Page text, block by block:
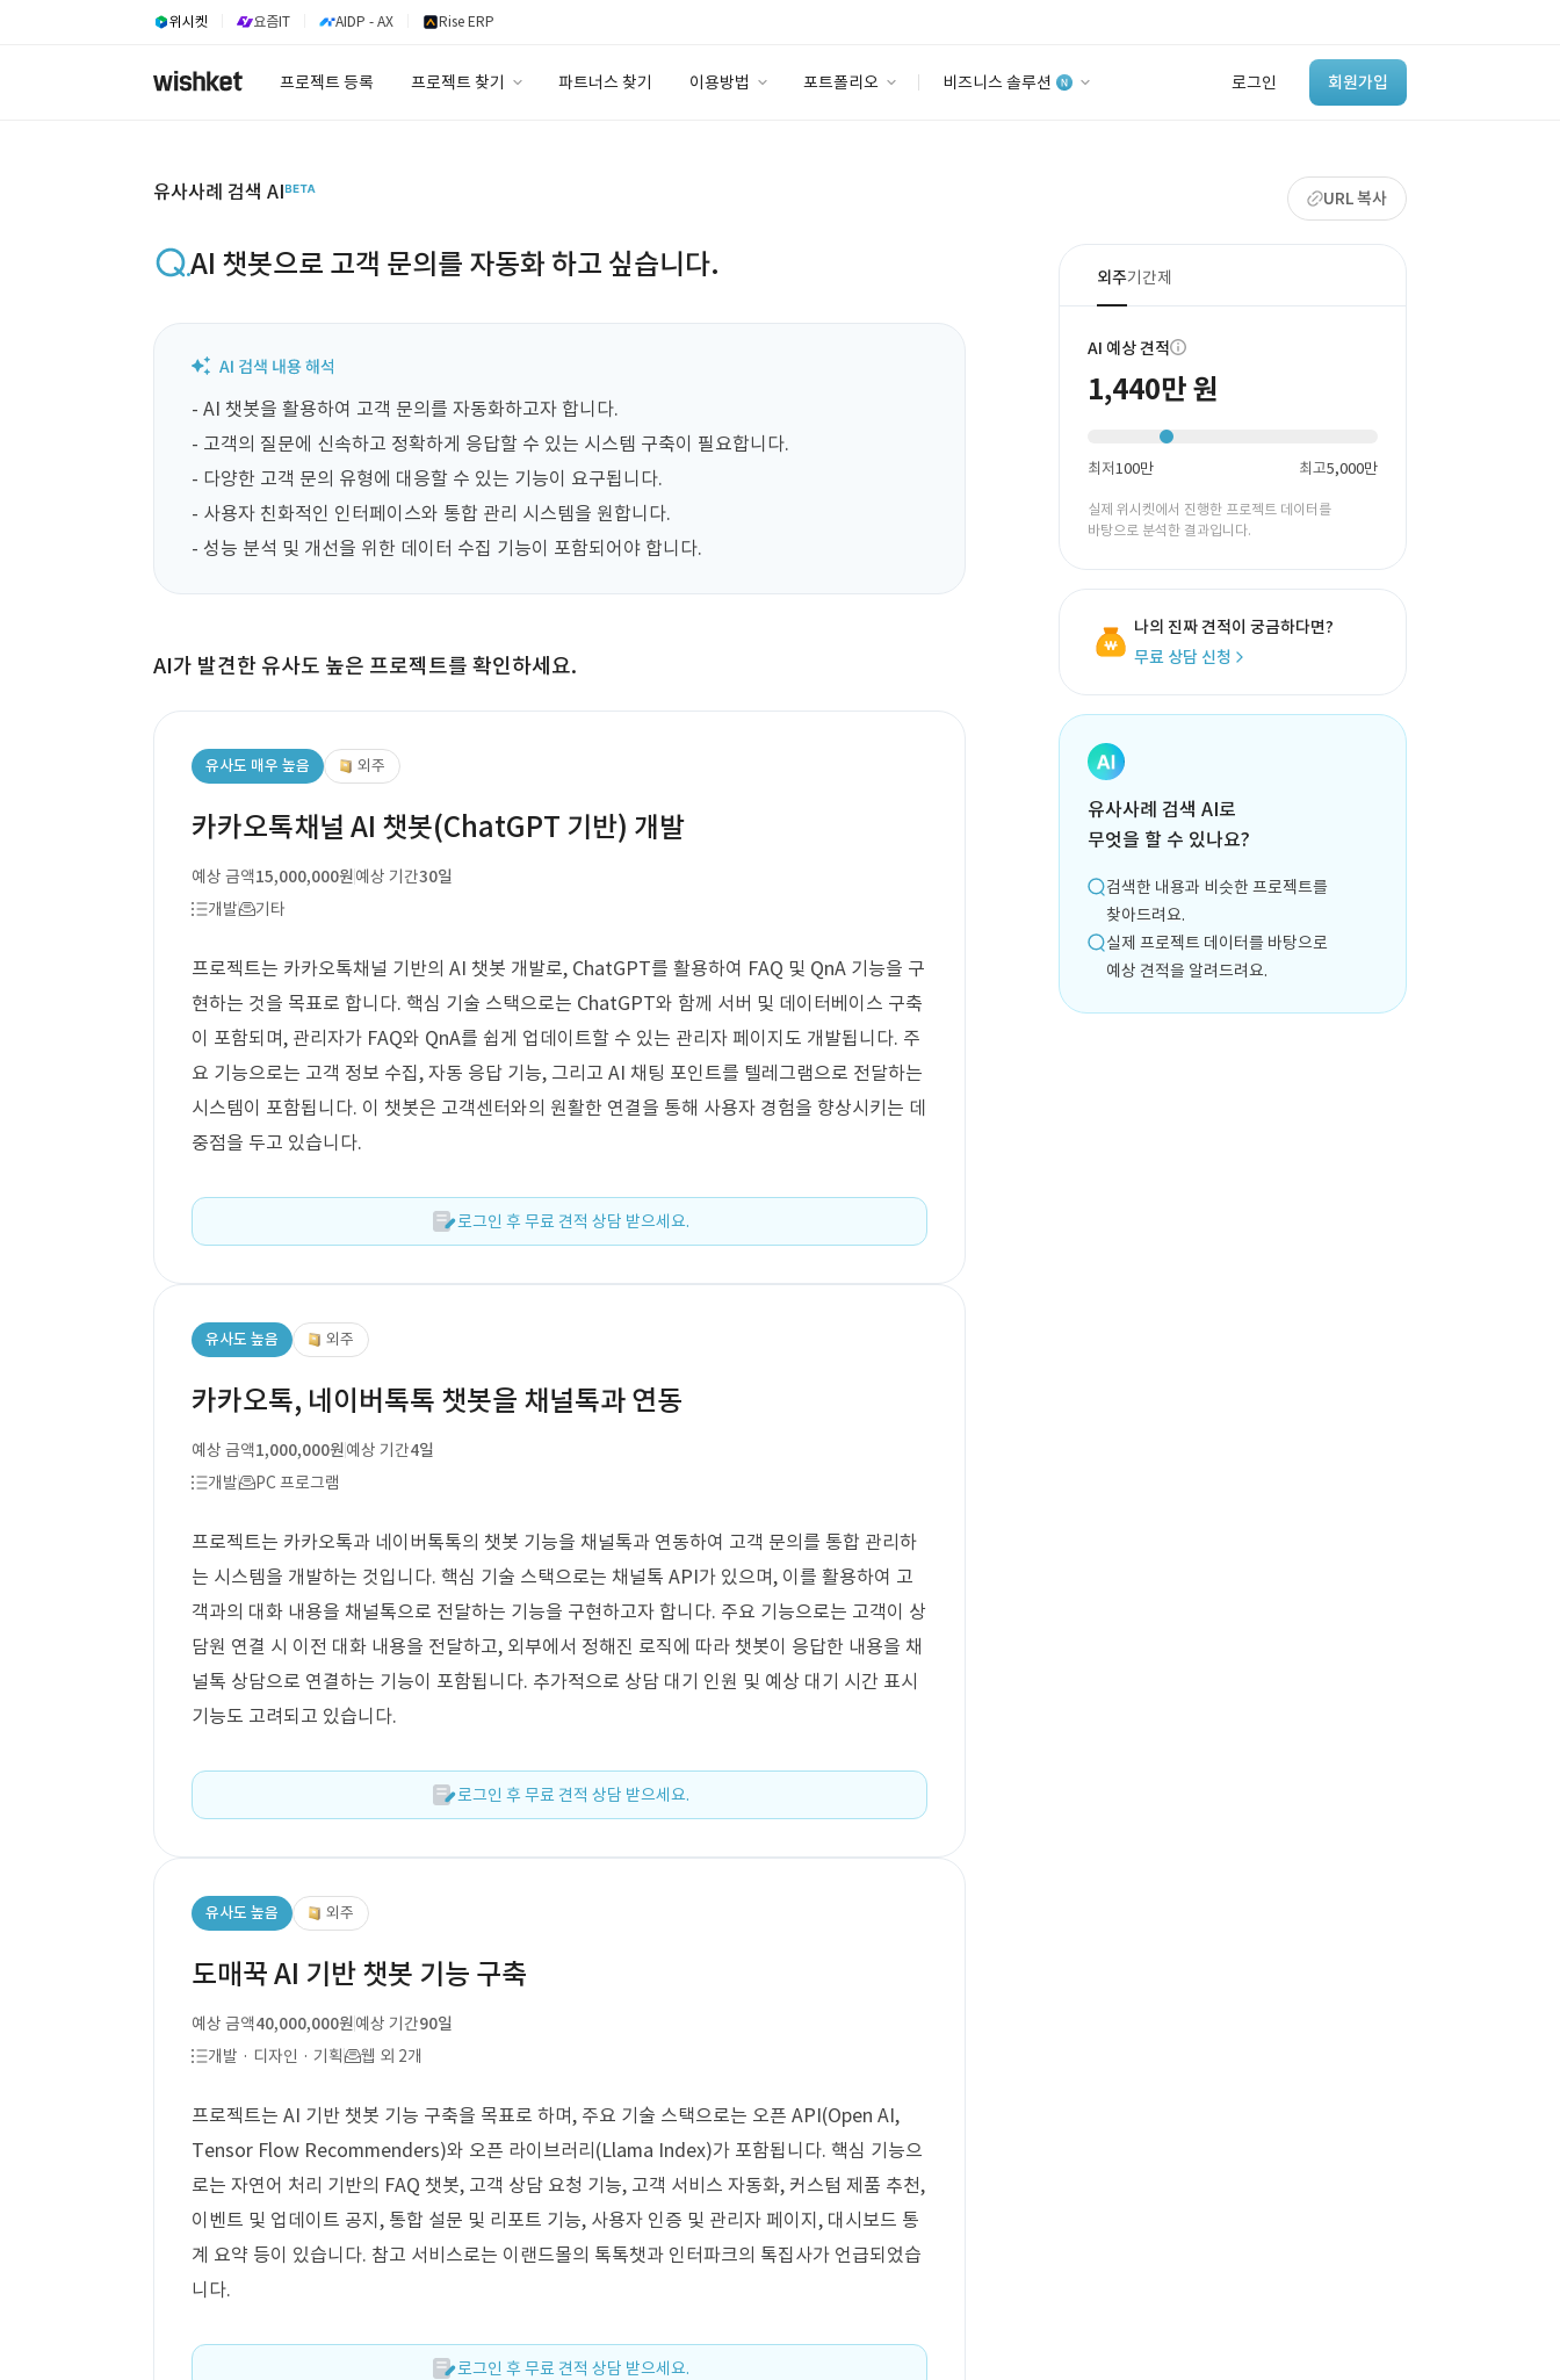
위시켓 요즘IT AIDP - AX Rise ERP
프로젝트 등록 프로젝트 찾기 파트너스 찾기 이용방법 포트폴리오 비즈니스 솔루션 로그인 회원가입
‘이런 거’ 만들어본
개발 회사 있어?
바로가기
유사사례 검색 AI URL 복사
AI 챗봇으로 고객 문의를 자동화 하고 싶습니다.
- AI 챗봇을 활용하여 고객 문의를 자동화하고자 합니다.
- 고객의 질문에 신속하고 정확하게 응답할 수 있는 시스템 구축이 필요합니다.
- 다양한 고객 문의 유형에 대응할 수 있는 기능이 요구됩니다.
- 사용자 친화적인 인터페이스와 통합 관리 시스템을 원합니다.
- 성능 분석 및 개선을 위한 데이터 수집 기능이 포함되어야 합니다.
AI가 발견한 유사도 높은 프로젝트를 확인하세요.
유사도 매우 높음 외주
카카오톡채널 AI 챗봇(ChatGPT 기반) 개발
예상 금액15,000,000원예상 기간30일
개발
기타
프로젝트는 카카오톡채널 기반의 AI 챗봇 개발로, ChatGPT를 활용하여 FAQ 및 QnA 기능을 구
현하는 것을 목표로 합니다. 핵심 기술 스택으로는 ChatGPT와 함께 서버 및 데이터베이스 구축
이 포함되며, 관리자가 FAQ와 QnA를 쉽게 업데이트할 수 있는 관리자 페이지도 개발됩니다. 주
요 기능으로는 고객 정보 수집, 자동 응답 기능, 그리고 AI 채팅 포인트를 텔레그램으로 전달하는
시스템이 포함됩니다. 이 챗봇은 고객센터와의 원활한 연결을 통해 사용자 경험을 향상시키는 데
중점을 두고 있습니다.
로그인 후 무료 견적 상담 받으세요.
유사도 높음 외주
카카오톡, 네이버톡톡 챗봇을 채널톡과 연동
예상 금액1,000,000원예상 기간4일
개발
PC 프로그램
프로젝트는 카카오톡과 네이버톡톡의 챗봇 기능을 채널톡과 연동하여 고객 문의를 통합 관리하
는 시스템을 개발하는 것입니다. 핵심 기술 스택으로는 채널톡 API가 있으며, 이를 활용하여 고
객과의 대화 내용을 채널톡으로 전달하는 기능을 구현하고자 합니다. 주요 기능으로는 고객이 상
담원 연결 시 이전 대화 내용을 전달하고, 외부에서 정해진 로직에 따라 챗봇이 응답한 내용을 채
널톡 상담으로 연결하는 기능이 포함됩니다. 추가적으로 상담 대기 인원 및 예상 대기 시간 표시
기능도 고려되고 있습니다.
로그인 후 무료 견적 상담 받으세요.
유사도 높음 외주
도매꾹 AI 기반 챗봇 기능 구축
예상 금액40,000,000원예상 기간90일
개발 · 디자인 · 기획
웹 외 2개
프로젝트는 AI 기반 챗봇 기능 구축을 목표로 하며, 주요 기술 스택으로는 오픈 API(Open AI,
Tensor Flow Recommenders)와 오픈 라이브러리(Llama Index)가 포함됩니다. 핵심 기능으
로는 자연어 처리 기반의 FAQ 챗봇, 고객 상담 요청 기능, 고객 서비스 자동화, 커스텀 제품 추천,
이벤트 및 업데이트 공지, 통합 설문 및 리포트 기능, 사용자 인증 및 관리자 페이지, 대시보드 통
계 요약 등이 있습니다. 참고 서비스로는 이랜드몰의 톡톡챗과 인터파크의 톡집사가 언급되었습
니다.
로그인 후 무료 견적 상담 받으세요.
외주기간제
AI 예상 견적
1,440만 원
최저100만 최고5,000만
실제 위시켓에서 진행한 프로젝트 데이터를
바탕으로 분석한 결과입니다.
나의 진짜 견적이 궁금하다면?
무료 상담 신청
유사사례 검색 AI로
무엇을 할 수 있나요?
검색한 내용과 비슷한 프로젝트를
찾아드려요.
실제 프로젝트 데이터를 바탕으로
예상 견적을 알려드려요.